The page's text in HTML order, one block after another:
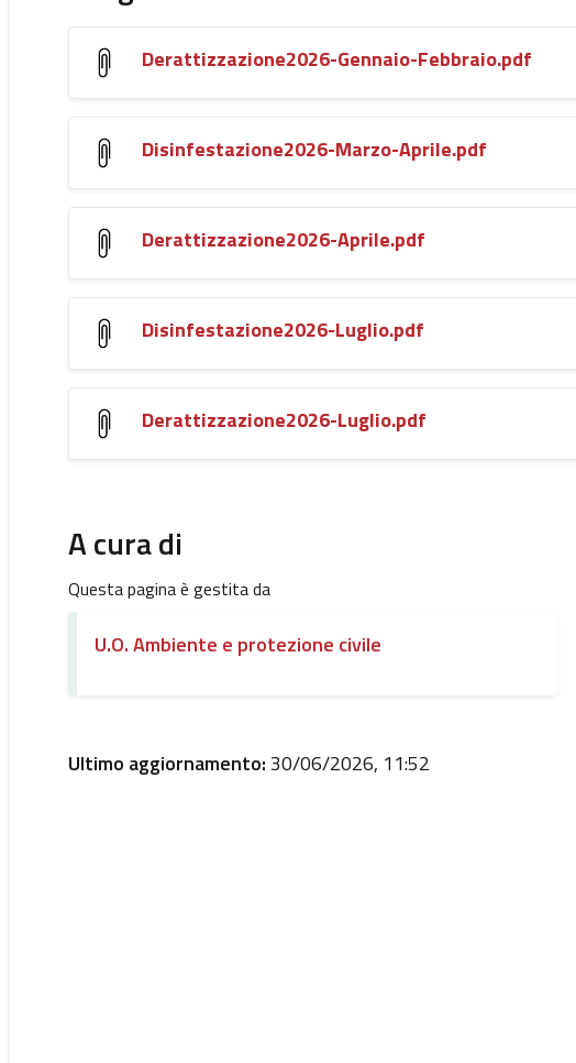
Derattizzazione2026-Gennaio-Febbraio.pdf
Disinfestazione2026-Marzo-Aprile.pdf
Derattizzazione2026-Aprile.pdf
Disinfestazione2026-Luglio.pdf
Derattizzazione2026-Luglio.pdf
A cura di
Questa pagina è gestita da
U.O. Ambiente e protezione civile
Ultimo aggiornamento:30/06/2026, 11:52